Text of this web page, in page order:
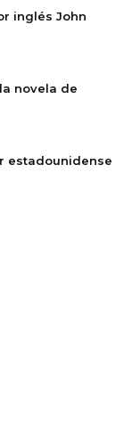
inglés John
novela de
estadounidense